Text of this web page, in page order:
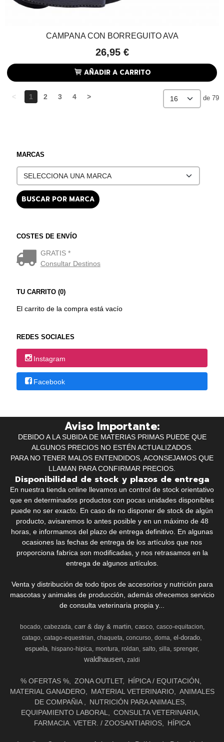
MARCAS
COSTES DE ENVÍO
GRATIS *
Consultar Destinos
TU CARRITO (0)
El carrito de la compra está vacío
REDES SOCIALES
Instagram
Facebook
CAMPANA CON BORREGUITO AVA
26,95 €
AÑADIR A CARRITO
< 1 2 3 4 > de 79
Aviso Importante:
DEBIDO A LA SUBIDA DE MATERIAS PRIMAS PUEDE QUE
ALGUNOS PRECIOS NO ESTÉN ACTUALIZADOS.
PARA NO TENER MALOS ENTENDIDOS, ACONSEJAMOS QUE
LLAMAN PARA CONFIRMAR PRECIOS.
Disponibilidad de stock y plazos de entrega
En nuestra tienda online llevamos un control de stock orientativo
que en determinados productos con pocas unidades disponibles
puede no ser exacto. En caso de no disponer de stock de algún
producto, avisaremos lo antes posible y en un máximo de 48
horas, e informamos del plazo de entrega definitivo. En algunas
ocasiones las fechas de entrega de los artículos que nos
proporciona fabrica son modificadas, y nos retrasamos en la
entrega de algunos artículos.
Venta y distribución de todo tipos de accesorios y nutrición para
mascotas y animales de producción, además ofrecemos servicio
de consulta veterinaria propia y...
bocado cabezada carr & day & martin casco
casco-equitacion
catago catago-equestrian chaqueta concurso doma el-dorado
espuela hispano-hipica montura roldan salto silla sprenger
waldhausen zaldi
% OFERTAS % ZONA OUTLET
HÍPICA / EQUITACIÓN
MATERIAL GANADERO
MATERIAL VETERINARIO
ANIMALES
DE COMPAÑIA
NUTRICIÓN PARA ANIMALES
EQUIPAMIENTO LABORAL
CONSULTA VETERINARIA
FARMACIA. VETER. / ZOOSANTIARIOS
HÍPICA